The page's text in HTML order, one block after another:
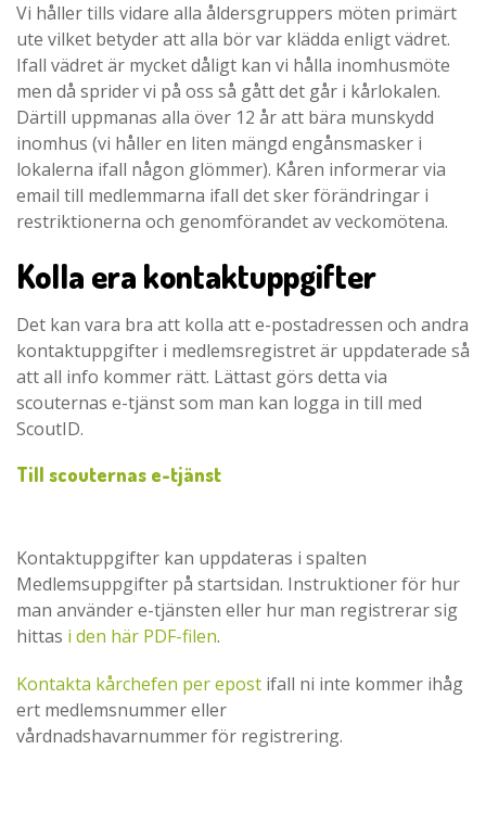
Vi håller tills vidare alla åldersgruppers möten primärt
ute vilket betyder att alla bör var klädda enligt vädret.
Ifall vädret är mycket dåligt kan vi hålla inomhusmöte
men då sprider vi på oss så gått det går i kårlokalen.
Därtill uppmanas alla över 12 år att bära munskydd
inomhus (vi håller en liten mängd engånsmasker i
lokalerna ifall någon glömmer). Kåren informerar via
email till medlemmarna ifall det sker förändringar i
restriktionerna och genomförandet av veckomötena.
Kolla era kontaktuppgifter
Det kan vara bra att kolla att e-postadressen och andra
kontaktuppgifter i medlemsregistret är uppdaterade så
att all info kommer rätt. Lättast görs detta via
scouternas e-tjänst som man kan logga in till med
ScoutID.
Till scouternas e-tjänst
Kontaktuppgifter kan uppdateras i spalten
Medlemsuppgifter på startsidan. Instruktioner för hur
man använder e-tjänsten eller hur man registrerar sig
hittas i den här PDF-filen.
Kontakta kårchefen per epost ifall ni inte kommer ihåg
ert medlemsnummer eller
vårdnadshavarnummerför registrering.